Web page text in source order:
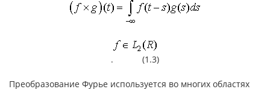
. (1.3)
Преобразование Фурье используется во многих областях